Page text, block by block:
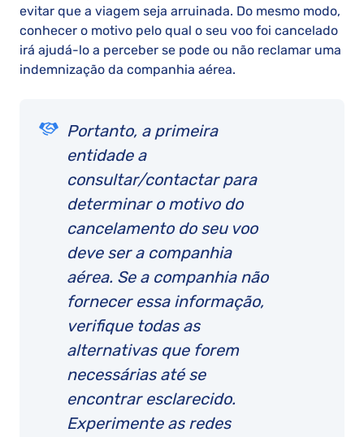
evitar que a viagem seja arruinada. Do mesmo modo,
conhecer o motivo pelo qual o seu voo foi cancelado
irá ajudá-lo a perceber se pode ou não reclamar uma
indemnização da companhia aérea.
Portanto, a primeira
entidade a
consultar/contactar para
determinar o motivo do
cancelamento do seu voo
deve ser a companhia
aérea. Se a companhia não
fornecer essa informação,
verifique todas as
alternativas que forem
necessárias até se
encontrar esclarecido.
Experimente as redes